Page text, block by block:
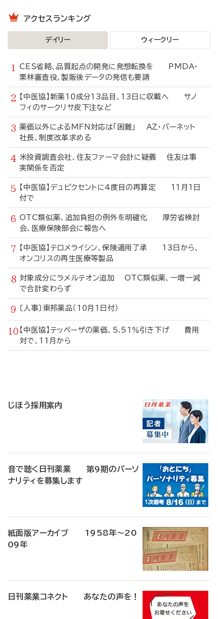
アクセスランキング
デイリー ウィークリー
CES省略、品質起点の開発に発想転換を PMDA・
栗林審査役、製販後データの発信も要請
【中医協】新薬10成分13品目、13日に収載へ サノ
フィのサークリサ皮下注など
薬価以外によるMFN対応は「困難」 AZ・バーネット
社長、制度改革求める
米投資調査会社、住友ファーマ会計に疑義 住友は事
実関係を否定
【中医協】デュピクセントに4度目の再算定 11月1日
付で
OTC類似薬、追加負担の例外を明確化 厚労省検討
会、医療保険部会に報告へ
【中医協】テロメライシン、保険適用了承 13日から、
オンコリスの再生医療等製品
対象成分にラメルテオン追加 OTC類似薬、一増一減
で合計変わらず
〔人事〕東邦薬品（10月1日付）
【中医協】テッペーザの薬価、5.51％引き下げ 費用
対で、11月から
じほう採用案内
音で聴く日刊薬業 第9期のパーソ
ナリティを募集します
紙面版アーカイブ 1958年～20
09年
日刊薬業コネクト あなたの声を！